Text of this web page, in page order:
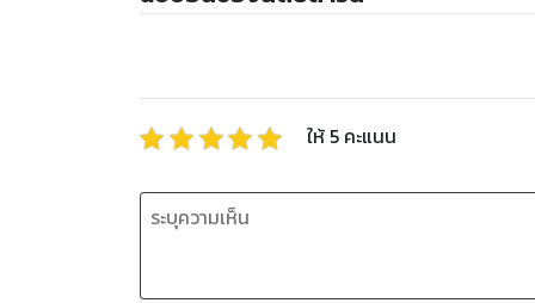
ให้ 5 คะแนน